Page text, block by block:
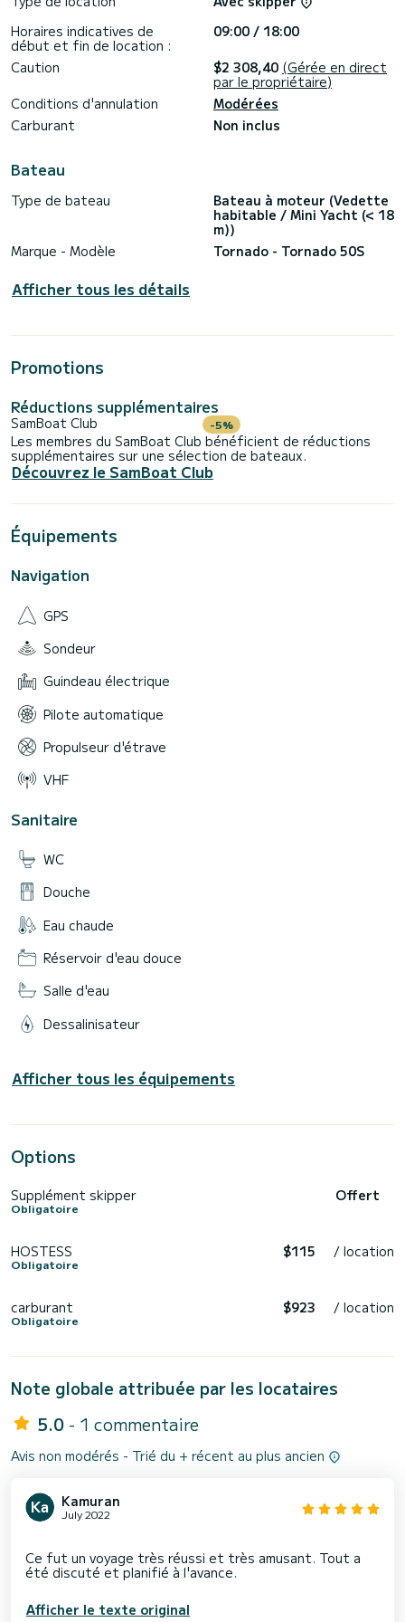
Une liberté et une flexibilité inégalées, chaque invité pourra
concevoir sa propre expérience sur mesure.
Embarquement possible depuis tous les ports de Campanie
(Naples, Ischia, Capri, Procida, Sorrente, Positano , Amalfi)
Le prix comprend :
Capitaine, apéritif de bienvenue, boissons non alcoolisées,
apéritifs.
Moteurs : 2x Volvo Penta IPS 800
Vitesse de croisière : 28-32 kn< br >Vitesse maximale : 40
Consommation de carburant : 120-150 l/h
Cabines invités : 2
Équipement :
Kit de plongée en apnée
br>Sea Bob
Serviettes de plage
Douche
Cuisine
Boisson de bienvenue
Hifi
Wi-Fi
Climatisation
Toilettes
Détenteur de valeur
Concierge
Supplémentaire services (sur demande) :
/ TRANSFERT
/ PLONGÉE
/ CHEF PERSONNEL
/ ÉVÉNEMENTS PRIVÉS
/ VIE NOCTURNE
/ OFFRE D'OFFRES À
Quoi visiter à bord de Ventura :
La côte amalfitaine, Capri, la péninsule de Sorrente, Ischia et
Procida, ce ne sont que quelques-uns des endroits dont
Vous attendent les mille criques et criques d'un territoire
Horaires indicatives de
début et fin de location :
09:00 / 18:00
Caution
$2 308,40 (Gérée en direct
par le propriétaire)
Conditions d'annulation
Modérées
Carburant
Non inclus
Bateau
Type de bateau
Bateau à moteur (Vedette
habitable / Mini Yacht (< 18
m))
Marque - Modèle
Tornado - Tornado 50S
Afficher tous les détails
Promotions
Réductions supplémentaires
SamBoat Club -5%
Les membres du SamBoat Club bénéficient de réductions
supplémentaires sur une sélection de bateaux.
Découvrez le SamBoat Club
Équipements
Navigation
GPS
Sondeur
Guindeau électrique
Pilote automatique
Propulseur d'étrave
VHF
Sanitaire
WC
Douche
Eau chaude
Réservoir d'eau douce
Salle d'eau
Dessalinisateur
Afficher tous les équipements
Options
Supplément skipper
Obligatoire
Offert
HOSTESS
Obligatoire
$115 / location
carburant
Obligatoire
$923 / location
Note globale attribuée par les locataires
5.0 - 1 commentaire
Avis non modérés - Trié du + récent au plus ancien
Kamuran
July 2022
Ce fut un voyage très réussi et très amusant. Tout a
Afficher le texte original